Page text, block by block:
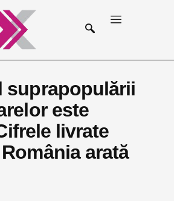
suprapopulării
este
livrate
arată